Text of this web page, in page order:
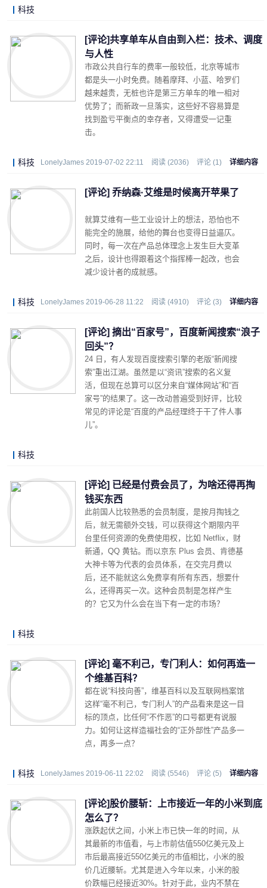
科技
[评论]共享单车从自由到入栏：技术、调度
与人性
市政公共自行车的费率一般较低，北京等城市
都是头一小时免费。随着摩拜、小蓝、哈罗们
越来越贵，无桩也许是第三方单车的唯一相对
优势了；而新政一旦落实，这些好不容易算是
找到盈亏平衡点的幸存者，又得遭受一记重
击。
科技 LonelyJames 2019-07-02 22:11 阅读 (2036) 评论 (1) 详细内容
[评论] 乔纳森·艾维是时候离开苹果了
就算艾维有一些工业设计上的想法，恐怕也不
能完全的施展，给他的舞台也变得日益逼仄。
同时，每一次在产品总体理念上发生巨大变革
之后，设计也得跟着这个指挥棒一起改，也会
减少设计者的成就感。
科技 LonelyJames 2019-06-28 11:22 阅读 (4910) 评论 (3) 详细内容
[评论] 摘出“百家号”，百度新闻搜索“浪子
回头”？
24 日，有人发现百度搜索引擎的老版“新闻搜
索”重出江湖。虽然是以“资讯”搜索的名义复
活，但现在总算可以区分来自“媒体网站”和“百
家号”的结果了。这一改动普遍受到好评，比较
常见的评论是“百度的产品经理终于干了件人事
儿”。
科技
[评论] 已经是付费会员了，为啥还得再掏
钱买东西
此前国人比较熟悉的会员制度，是按月掏钱之
后，就无需额外交钱，可以获得这个期限内平
台里任何资源的免费使用权，比如 Netflix，财
新通，QQ 黄钻。而以京东 Plus 会员、肯德基
大神卡等为代表的会员体系，在交完月费以
后，还不能就这么免费享有所有东西，想要什
么，还得再买一次。这种会员制是怎样产生
的？它又为什么会在当下有一定的市场？
科技
[评论] 毫不利己，专门利人：如何再造一
个维基百科？
都在说“科技向善”，维基百科以及互联网档案馆
这样“毫不利己，专门利人”的产品看来是这一目
标的顶点，比任何“不作恶”的口号都更有说服
力。如何让这样造福社会的“正外部性”产品多一
点，再多一点？
科技 LonelyJames 2019-06-11 22:02 阅读 (5546) 评论 (5) 详细内容
[评论]股价腰斩：上市接近一年的小米到底
怎么了？
涨跌起伏之间，小米上市已快一年的时间，从
其最新的市值看，与上市前估值550亿美元及上
市后最高接近550亿美元的市值相比，小米的股
价几近腰斩。尤其是进入今年以来，小米的股
价跌幅已经接近30%。针对于此，业内不禁在